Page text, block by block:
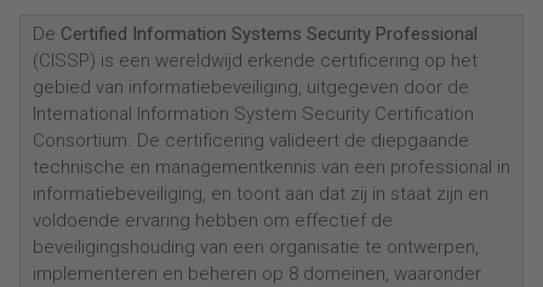
De Certified Information Systems Security Professional
(CISSP) is een wereldwijd erkende certificering op het
gebied van informatiebeveiliging, uitgegeven door de
International Information System Security Certification
Consortium. De certificering valideert de diepgaande
technische en managementkennis van een professional in
informatiebeveiliging, en toont aan dat zij in staat zijn en
voldoende ervaring hebben om effectief de
beveiligingshouding van een organisatie te ontwerpen,
implementeren en beheren op 8 domeinen, waaronder